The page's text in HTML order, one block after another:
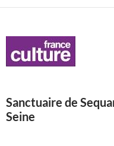
Sanctuaire de
Seine